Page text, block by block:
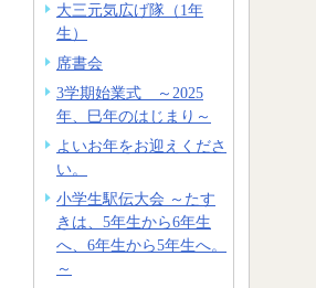
大三元気広げ隊（1年
生）
席書会
3学期始業式 ～2025
年、巳年のはじまり～
よいお年をお迎えくださ
い。
小学生駅伝大会 ～たす
きは、5年生から6年生
へ、6年生から5年生へ。
～